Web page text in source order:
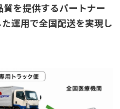
質を提供するパートナー
運用で全国配送を実現し